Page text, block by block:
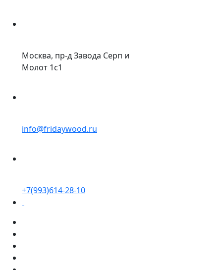
Москва, пр-д Завода Серп и
Молот 1с1
info@fridaywood.ru
+7(993)614-28-10